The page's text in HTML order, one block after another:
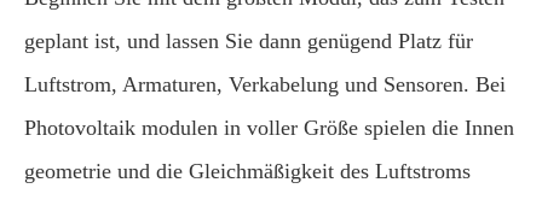
geplant ist, und lassen Sie dann genügend Platz für
Luftstrom, Armaturen, Verkabelung und Sensoren. Bei
Photovoltaik modulen in voller Größe spielen die Innen
geometrie und die Gleichmäßigkeit des Luftstroms